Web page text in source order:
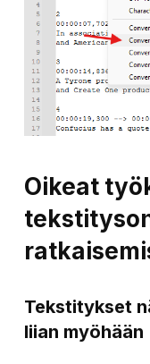
Oikeat
Tekstitykset
liian myöhään